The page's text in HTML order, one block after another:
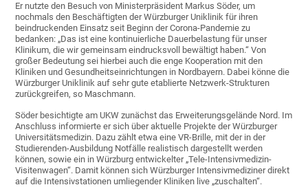
Er nutzte den Besuch von Ministerpräsident Markus Söder, um
nochmals den Beschäftigten der Würzburger Uniklinik für ihren
beindruckenden Einsatz seit Beginn der Corona-Pandemie zu
bedanken: „Das ist eine kontinuierliche Dauerbelastung für unser
Klinikum, die wir gemeinsam eindrucksvoll bewältigt haben.“ Von
großer Bedeutung sei hierbei auch die enge Kooperation mit den
Kliniken und Gesundheitseinrichtungen in Nordbayern. Dabei könne die
Würzburger Uniklinik auf sehr gute etablierte Netzwerk-Strukturen
zurückgreifen, so Maschmann.
Söder besichtigte am UKW zunächst das Erweiterungsgelände Nord. Im
Anschluss informierte er sich über aktuelle Projekte der Würzburger
Universitätsmedizin. Dazu zählt etwa eine VR-Brille, mit der in der
Studierenden-Ausbildung Notfälle realistisch dargestellt werden
können, sowie ein in Würzburg entwickelter „Tele-Intensivmedizin-
Visitenwagen“. Damit können sich Würzburger Intensivmediziner direkt
auf die Intensivstationen umliegender Kliniken live „zuschalten“.